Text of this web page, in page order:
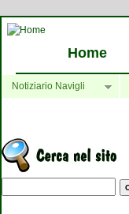
Home
Notiziario Navigli
Maschera di ricerca